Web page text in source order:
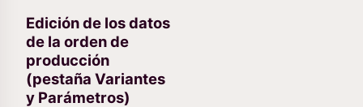
Edición de los datos
de la orden de
producción
(pestaña Variantes
y Parámetros)